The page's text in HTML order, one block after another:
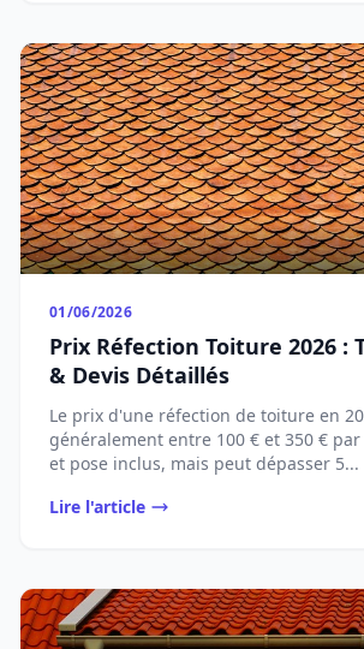
01/06/2026
Prix Réfection Toiture 2026 :
& Devis Détaillés
Le prix d'une réfection de toiture en
généralement entre 100 € et 350 €
et pose inclus, mais peut dépasser 5...
Lire l'article